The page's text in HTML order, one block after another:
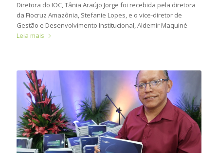
Diretora do IOC, Tânia Araújo Jorge foi recebida pela diretora
da Fiocruz Amazônia, Stefanie Lopes, e o vice-diretor de
Gestão e Desenvolvimento Institucional, Aldemir Maquiné
Leia mais